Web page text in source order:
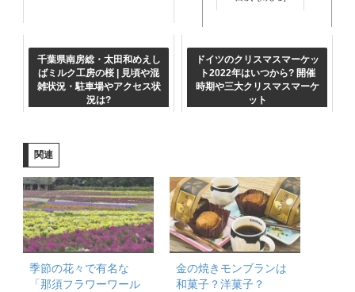
錦糸町 | 子連れにおすすめの
遊び場は？
千葉県南房総・太田和めえし
ばミルク工房の桜 | 見頃や混
雑状況・駐車場やアクセス状
況は?
ドイツのクリスマスマーケッ
ト2022年はいつから? 開催
時期や三大クリスマスマーケ
ット
関連
季節の花々で有名な
「那須フラワーワール
金の焼きモンブランは
和菓子？洋菓子？